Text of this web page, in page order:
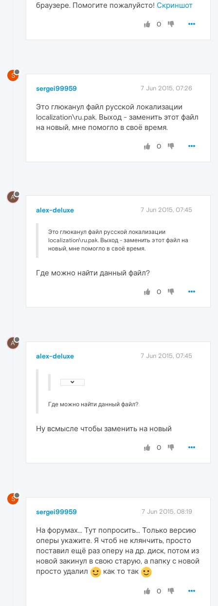
браузере. Помогите пожалуйсто! Скриншот
0
S
sergei99959 7 Jun 2015, 07:26
Это глюканул файл русской локализации
localization\ru.pak. Выход - заменить этот файл
на новый, мне помогло в своё время.
0
A
alex-deluxe 7 Jun 2015, 07:45
Это глюканул файл русской локализации
localization\ru.pak. Выход - заменить этот файл на
новый, мне помогло в своё время.
Где можно найти данный файл?
0
A
alex-deluxe 7 Jun 2015, 07:45
Где можно найти данный файл?
Ну всмысле чтобы заменить на новый
0
S
sergei99959 7 Jun 2015, 08:19
На форумах... Тут попросить... Только версию
оперы укажите. Я чтоб не клянчить, просто
поставил ещё раз оперу на др. диск, потом из
новой закинул в свою старую, а папку с новой
просто удалил
как то так
0